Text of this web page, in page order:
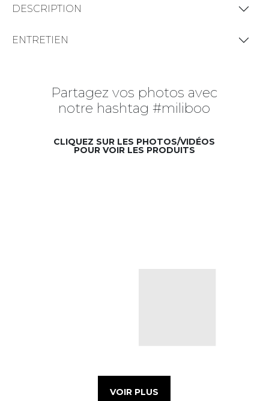
DESCRIPTION
ENTRETIEN
Partagez vos photos avec
notre hashtag #miliboo
CLIQUEZ SUR LES PHOTOS/VIDÉOS
POUR VOIR LES PRODUITS
VOIR PLUS